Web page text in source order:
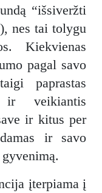
“išsiveržti
nes tai tolygu
Kiekvienas
pagal savo
paprastas
ir veikiantis
ir kitus per
ir savo
įterpiama į